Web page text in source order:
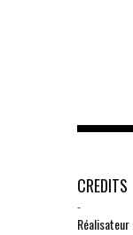
CREDITS
-
Réalisateur